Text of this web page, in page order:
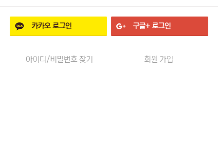
카카오로그인 구글+ 로그인
아이디/비밀번호 찾기 회원 가입